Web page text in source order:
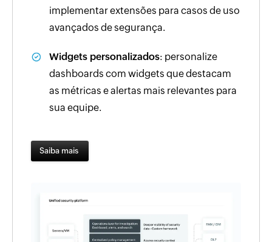
implementar extensões para casos de uso
avançados de segurança.
Widgets personalizados: personalize
dashboards com widgets que destacam
as métricas e alertas mais relevantes para
sua equipe.
Saiba mais